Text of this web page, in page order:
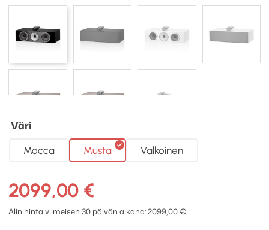
Väri
Mocca Musta Valkoinen
2099,00 €
Alin hinta viimeisen 30 päivän aikana:2099,00€